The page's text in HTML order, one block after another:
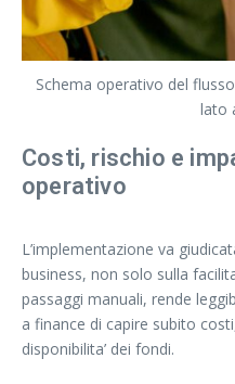
Schema operativo del
lato
Costi, rischio e
operativo
L’implementazione va
business, non solo sulla
passaggi manuali, rende
a finance di capire subito
disponibilita’ dei fondi.